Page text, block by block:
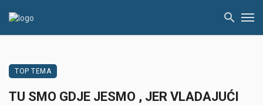
TOP TEMA
TU SMO GDJE JESMO , JER VLADAJUĆI